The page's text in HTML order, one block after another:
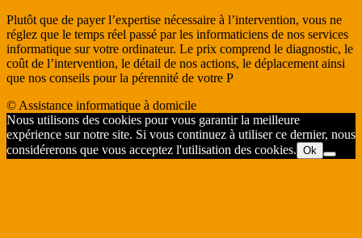
Plutôt que de payer l’expertise nécessaire à l’intervention, vous ne
réglez que le temps réel passé par les informaticiens de nos services
informatique sur votre ordinateur. Le prix comprend le diagnostic, le
coût de l’intervention, le détail de nos actions, le déplacement ainsi
que nos conseils pour la pérennité de votre P
© Assistance informatique à domicile
Nous utilisons des cookies pour vous garantir la meilleure
expérience sur notre site. Si vous continuez à utiliser ce dernier, nous
considérerons que vous acceptez l'utilisation des cookies. Ok